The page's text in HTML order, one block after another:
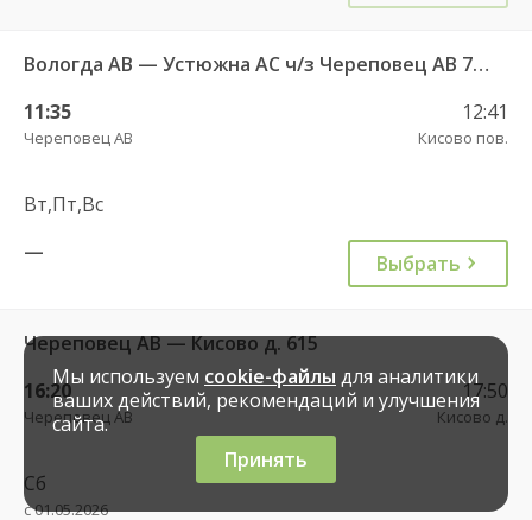
Вологда АВ — Устюжна АС ч/з Череповец АВ 762
11:35
Череповец АВ
12:41
Кисово пов.
Вт,Пт,Вс
—
Выбрать
Череповец АВ — Кисово д. 615
16:20
Череповец АВ
17:50
Кисово д.
Сб
с 01.05.2026
Мы используем cookie-файлы для аналитики
ваших действий, рекомендаций и улучшения
сайта.
Принять